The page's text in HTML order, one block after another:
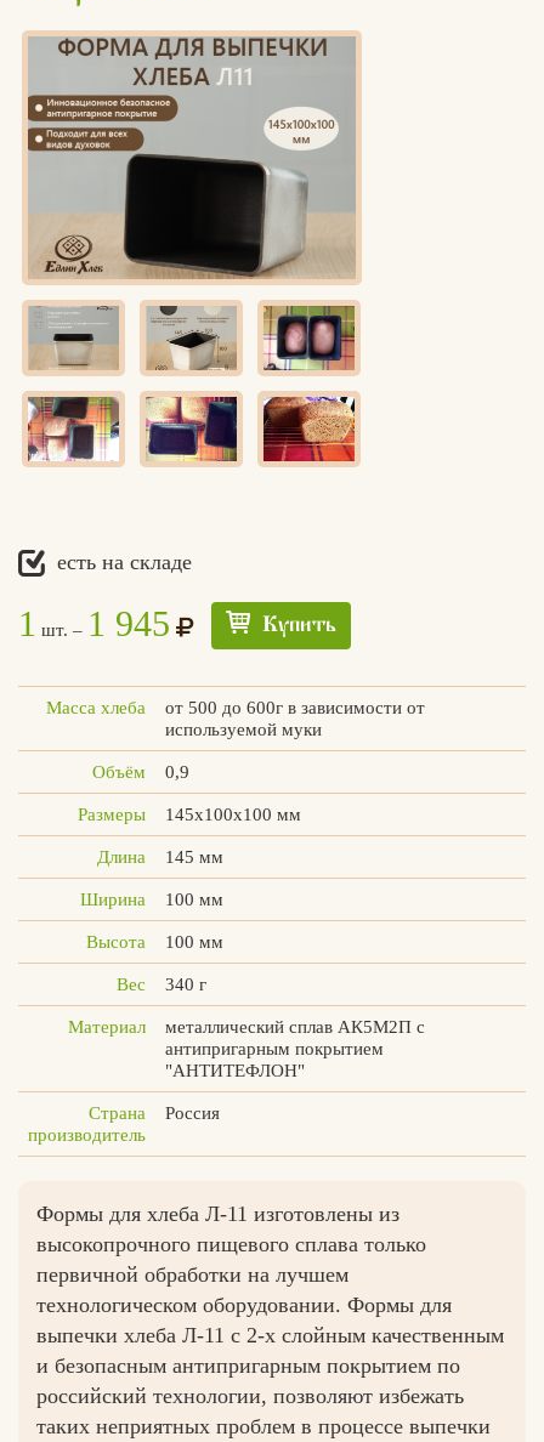
есть на складе
1 шт. – 1 945 Купить
Масса хлеба
от 500 до 600г в зависимости от
используемой муки
Объём 0,9
Размеры 145х100х100 мм
Длина 145 мм
Ширина 100 мм
Высота 100 мм
Вес 340 г
Материал
металлический сплав АК5М2П с
антипригарным покрытием
"АНТИТЕФЛОН"
Страна
производитель
Россия
Формы для хлеба Л-11 изготовлены из
высокопрочного пищевого сплава только
первичной обработки на лучшем
технологическом оборудовании. Формы для
выпечки хлеба Л-11 с 2-х слойным качественным
и безопасным антипригарным покрытием по
российский технологии, позволяют избежать
таких неприятных проблем в процессе выпечки